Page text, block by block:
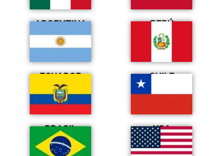
ARGENTINA PERÚ
ECUADOR CHILE
BRASIL USA